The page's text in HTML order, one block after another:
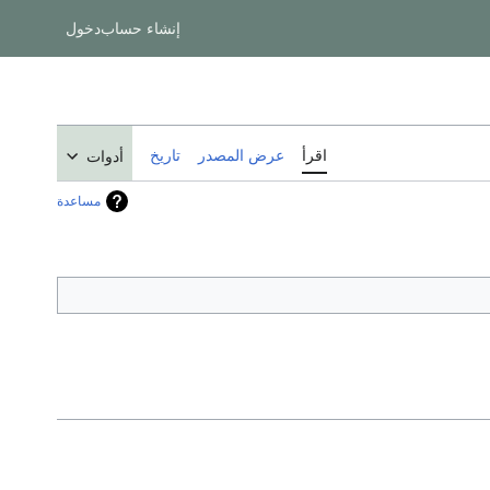
إنشاء حسابدخول
اقرأ عرض المصدر تاريخ أدوات
مساعدة